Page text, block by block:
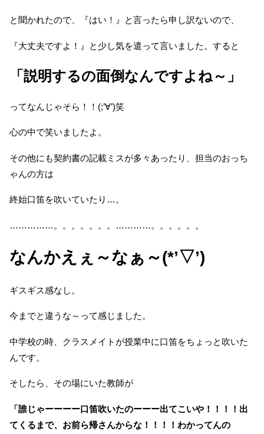
と聞かれたので、『はい！』と言ったら申し訳ないので、
『大丈夫ですよ！』と少し気を遣って言いました。すると
「説明するの面倒なんですよね～」
ってなんじゃそら！！(;’∀’)笑
心の中で笑いましたよ。
その他にも契約書の記載ミスが多々あったり、担当のおっち
ゃんの方は
終始口笛を吹いていたり…。
……………。。。。。。。…………。。。。。。
なんかえぇ～なぁ～(*’▽’)
ギスギス感なし。
今までと違うな～って感じました。
中学校の時、クラスメイトが授業中に口笛をちょっと吹いた
んです。
そしたら、その場にいた教師が
「誰じゃーーーー口笛吹いたのーーー出てこいや！！！！出
てくるまで、お前ら帰さんからな！！！！わかってんの